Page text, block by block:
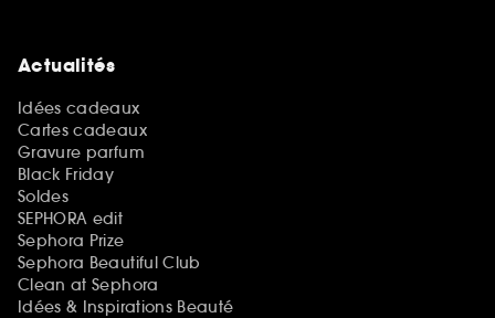
Actualités
Idées cadeaux
Cartes cadeaux
Gravure parfum
Black Friday
Soldes
SEPHORA edit
Sephora Prize
Sephora Beautiful Club
Clean at Sephora
Idées & Inspirations Beauté